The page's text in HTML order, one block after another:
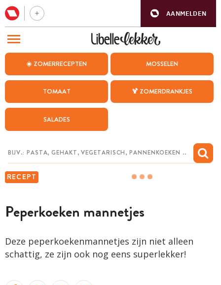
AANMELDEN
☀️ ZOMERRECEPTEN MOSSELEN
TOMAAT 🍹 ZOMERDRANKJES
SALADES
RECEPT
Peperkoeken mannetjes
Deze peperkoekenmannetjes zijn niet alleen
schattig, ze zijn ook nog eens superlekker!
BEZOEK ONZE ANDERE WEBSITES
WEEKMENU
CHAT MET MAIA
MIJN BEWAARDE RECEPTEN